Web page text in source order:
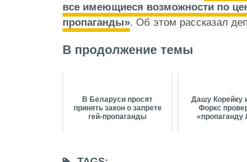
все имеющиеся возможности по
пропаганды». Об этом рассказал
В продолжение темы
В Беларуси просят
принять закон о запрете
гей-пропаганды
Дашу Корейку
Форкс
«пропаганду